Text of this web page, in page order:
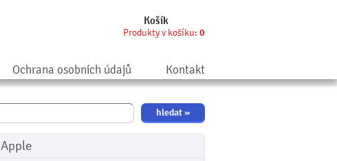
Košík
Produkty v košíku: 0
Ochrana osobních údajů Kontakt
Apple